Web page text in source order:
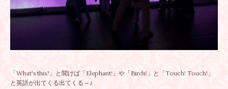
「What's this?」と聞けば「Elephant!」や「Birds!」と「Touch! Touch!」
と英語が出てくる出てくる～♪